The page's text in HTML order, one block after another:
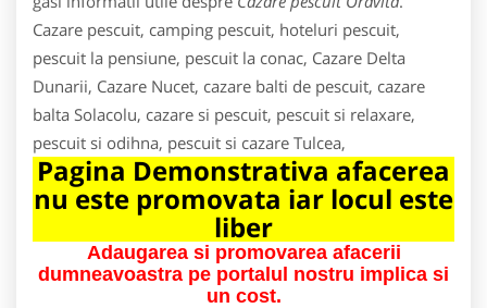
Cazare pescuit, camping pescuit, hoteluri pescuit,
pescuit la pensiune, pescuit la conac, Cazare Delta
Dunarii, Cazare Nucet, cazare balti de pescuit, cazare
balta Solacolu, cazare si pescuit, pescuit si relaxare,
pescuit si odihna, pescuit si cazare Tulcea,
Pagina Demonstrativa afacerea
nu este promovata iar locul este
liber
Adaugarea si promovarea afacerii
dumneavoastra pe portalul nostru implica si
un cost.